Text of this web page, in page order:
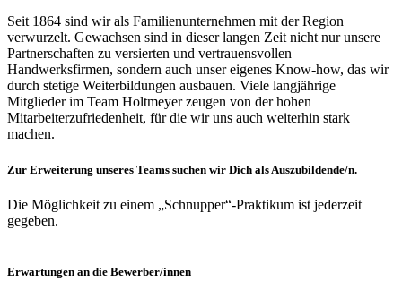
Seit 1864 sind wir als Familienunternehmen mit der Region
verwurzelt. Gewachsen sind in dieser langen Zeit nicht nur unsere
Partnerschaften zu versierten und vertrauensvollen
Handwerksfirmen, sondern auch unser eigenes Know-how, das wir
durch stetige Weiterbildungen ausbauen. Viele langjährige
Mitglieder im Team Holtmeyer zeugen von der hohen
Mitarbeiterzufriedenheit, für die wir uns auch weiterhin stark
machen.
Zur Erweiterung unseres Teams suchen wir Dich als Auszubildende/n.
Die Möglichkeit zu einem „Schnupper“-Praktikum ist jederzeit
gegeben.
Erwartungen an die Bewerber/innen